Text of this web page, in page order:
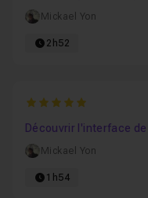
Mickael Yon
2h52
5
Découvrir l'interface
Mickael Yon
1h54